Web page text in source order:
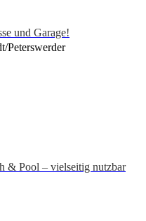
und Garage!
Peterswerder
& Pool – vielseitig nutzbar